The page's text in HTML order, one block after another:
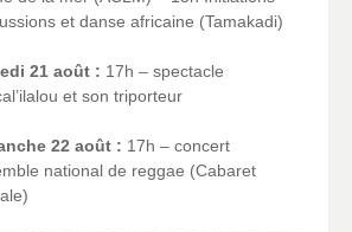
et danse africaine (Tamakadi)
21 août : 17h – spectacle
et son triporteur
22 août : 17h – concert
national de reggae (Cabaret